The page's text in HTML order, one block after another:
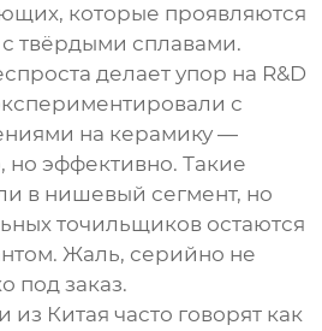
которые проявляются
твёрдыми сплавами.
делает упор на R&D
с
на керамику —
эффективно. Такие
в нишевый сегмент, но
точильщиков остаются
Жаль, серийно не
под заказ.
из Китая часто говорят как